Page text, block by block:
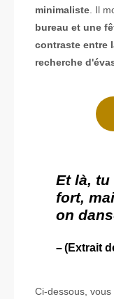
minimaliste . Il
bureau et une
contraste entre
recherche
Et là,
fort,
on
(Extrait
Ci-dessous,